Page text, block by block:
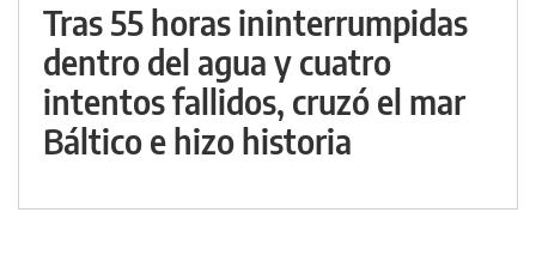
Tras 55 horas ininterrumpidas
dentro del agua y cuatro
intentos fallidos, cruzó el mar
Báltico e hizo historia